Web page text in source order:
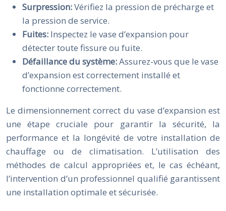
Surpression:Vérifiez la pression de précharge et
la pression de service.
Fuites: Inspectez le vase d’expansion pour
détecter toute fissure ou fuite.
Défaillance du système:Assurez-vous que le vase
d’expansion est correctement installé et
fonctionne correctement.
Le dimensionnement correct du vase d’expansion est
une étape cruciale pour garantir la sécurité, la
performance et la longévité de votre installation de
chauffage ou de climatisation. L’utilisation des
méthodes de calcul appropriées et, le cas échéant,
l’intervention d’un professionnel qualifié garantissent
une installation optimale et sécurisée.